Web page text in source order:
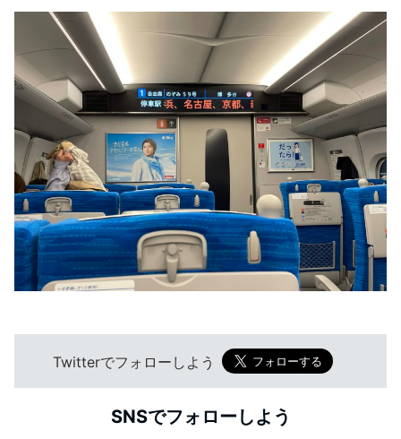
Twitterでフォローしよう
SNSでフォローしよう